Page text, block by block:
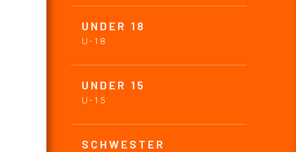
UNDER 18
U-18
UNDER 15
U-15
SCHWESTER